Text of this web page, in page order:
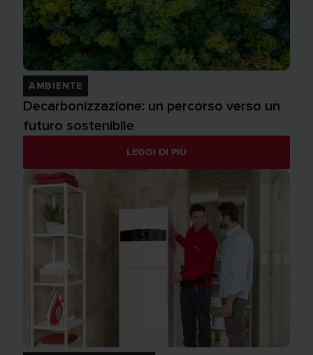
AMBIENTE
Decarbonizzazione: un percorso verso un
futuro sostenibile
LEGGI DI PIÙ